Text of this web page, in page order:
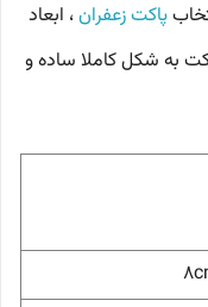
پاکت زعفران، ابعاد
به شکل کاملا ساده و